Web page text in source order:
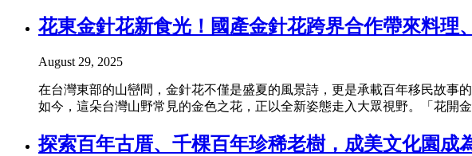
花東金針花新食光！國產金針花跨界合作帶來料理
August 29, 2025
在台灣東部的山巒間，金針花不僅是盛夏的風景詩，更是承載百年移民故事
如今，這朵台灣山野常見的金色之花，正以全新姿態走入大眾視野。「花開
探索百年古厝、千棵百年珍稀老樹，成美文化園成